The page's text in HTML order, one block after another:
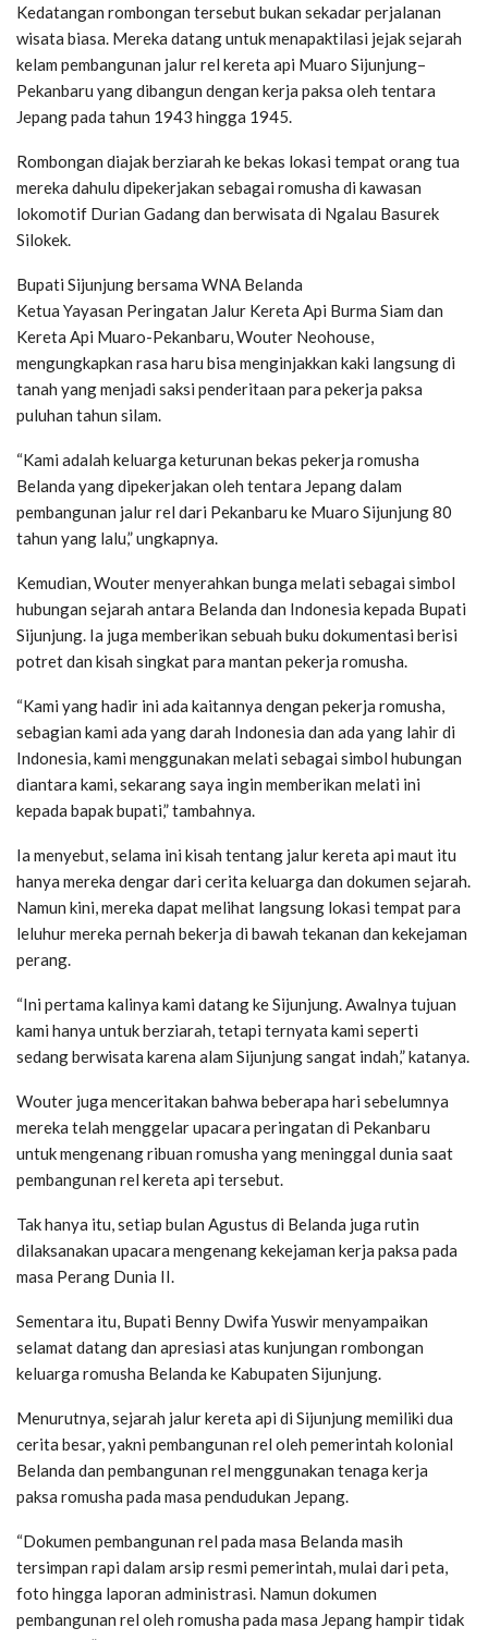
Kedatangan rombongan tersebut bukan sekadar perjalanan
wisata biasa. Mereka datang untuk menapaktilasi jejak sejarah
kelam pembangunan jalur rel kereta api Muaro Sijunjung–
Pekanbaru yang dibangun dengan kerja paksa oleh tentara
Jepang pada tahun 1943 hingga 1945.
Rombongan diajak berziarah ke bekas lokasi tempat orang tua
mereka dahulu dipekerjakan sebagai romusha di kawasan
lokomotif Durian Gadang dan berwisata di Ngalau Basurek
Silokek.
Bupati Sijunjung bersama WNA Belanda
Ketua Yayasan Peringatan Jalur Kereta Api Burma Siam dan
Kereta Api Muaro-Pekanbaru, Wouter Neohouse,
mengungkapkan rasa haru bisa menginjakkan kaki langsung di
tanah yang menjadi saksi penderitaan para pekerja paksa
puluhan tahun silam.
“Kami adalah keluarga keturunan bekas pekerja romusha
Belanda yang dipekerjakan oleh tentara Jepang dalam
pembangunan jalur rel dari Pekanbaru ke Muaro Sijunjung 80
tahun yang lalu,” ungkapnya.
Kemudian, Wouter menyerahkan bunga melati sebagai simbol
hubungan sejarah antara Belanda dan Indonesia kepada Bupati
Sijunjung. Ia juga memberikan sebuah buku dokumentasi berisi
potret dan kisah singkat para mantan pekerja romusha.
“Kami yang hadir ini ada kaitannya dengan pekerja romusha,
sebagian kami ada yang darah Indonesia dan ada yang lahir di
Indonesia, kami menggunakan melati sebagai simbol hubungan
diantara kami, sekarang saya ingin memberikan melati ini
kepada bapak bupati,” tambahnya.
Ia menyebut, selama ini kisah tentang jalur kereta api maut itu
hanya mereka dengar dari cerita keluarga dan dokumen sejarah.
Namun kini, mereka dapat melihat langsung lokasi tempat para
leluhur mereka pernah bekerja di bawah tekanan dan kekejaman
perang.
“Ini pertama kalinya kami datang ke Sijunjung. Awalnya tujuan
kami hanya untuk berziarah, tetapi ternyata kami seperti
sedang berwisata karena alam Sijunjung sangat indah,” katanya.
Wouter juga menceritakan bahwa beberapa hari sebelumnya
mereka telah menggelar upacara peringatan di Pekanbaru
untuk mengenang ribuan romusha yang meninggal dunia saat
pembangunan rel kereta api tersebut.
Tak hanya itu, setiap bulan Agustus di Belanda juga rutin
dilaksanakan upacara mengenang kekejaman kerja paksa pada
masa Perang Dunia II.
Sementara itu, Bupati Benny Dwifa Yuswir menyampaikan
selamat datang dan apresiasi atas kunjungan rombongan
keluarga romusha Belanda ke Kabupaten Sijunjung.
Menurutnya, sejarah jalur kereta api di Sijunjung memiliki dua
cerita besar, yakni pembangunan rel oleh pemerintah kolonial
Belanda dan pembangunan rel menggunakan tenaga kerja
paksa romusha pada masa pendudukan Jepang.
“Dokumen pembangunan rel pada masa Belanda masih
tersimpan rapi dalam arsip resmi pemerintah, mulai dari peta,
foto hingga laporan administrasi. Namun dokumen
pembangunan rel oleh romusha pada masa Jepang hampir tidak